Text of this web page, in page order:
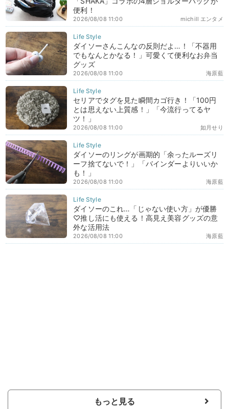
便利！
michill エンタメ
2026/08/08 11:00
ダイソーさんこんなの反則だよ…！「不器用
でもなんとかなる！」可愛くて便利なお弁当
グッズ
海原藍
2026/08/08 11:00
セリアでタグを見た瞬間カゴ行き！「100円
とは思えない上質感！」「今流行ってるヤ
ツ！」
如月せり
2026/08/08 11:00
ダイソーのリングが画期的「余ったルーズリ
ーフ捨てないで！」「バインダーよりいいか
も！」
海原藍
2026/08/08 11:00
ダイソーのこれ…「じゃない使い方」が優勝
♡推し活にも使える！高見え美容グッズの意
外な活用法
海原藍
2026/08/08 11:00
もっと見る